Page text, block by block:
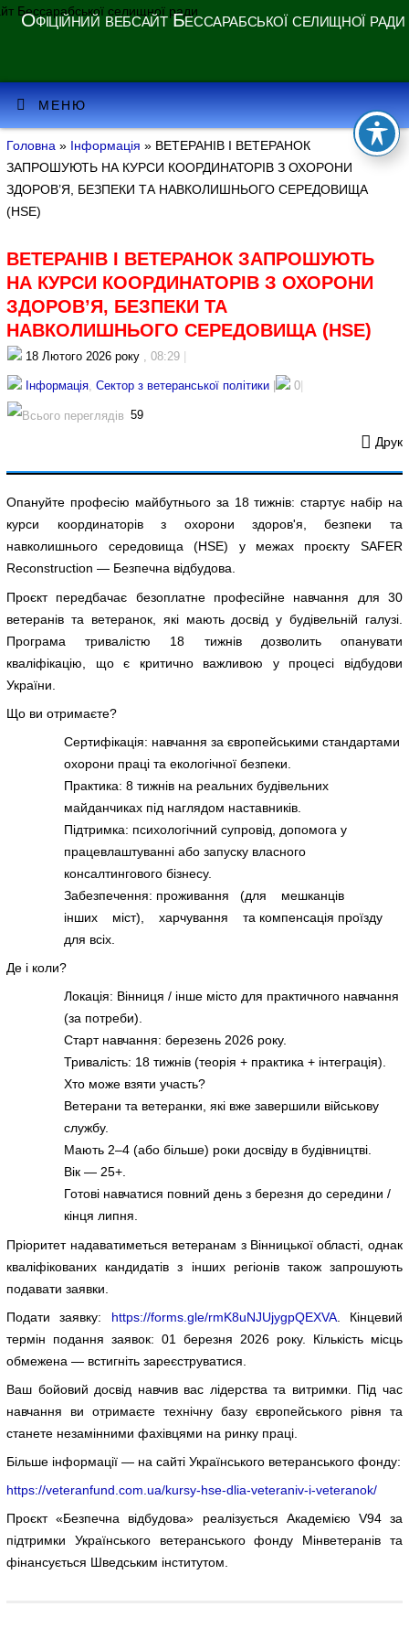
Офіційний вебсайт Бессарабської селищної ради
МЕНЮ
Головна » Інформація » ВЕТЕРАНІВ І ВЕТЕРАНОК
ЗАПРОШУЮТЬ НА КУРСИ КООРДИНАТОРІВ З ОХОРОНИ
ЗДОРОВ’Я, БЕЗПЕКИ ТА НАВКОЛИШНЬОГО СЕРЕДОВИЩА
(HSE)
ВЕТЕРАНІВ І ВЕТЕРАНОК ЗАПРОШУЮТЬ
НА КУРСИ КООРДИНАТОРІВ З ОХОРОНИ
ЗДОРОВ’Я, БЕЗПЕКИ ТА
НАВКОЛИШНЬОГО СЕРЕДОВИЩА (HSE)
18 Лютого 2026 року , 08:29
Інформація,Сектор з ветеранської політики 0
59
Друк
Опануйте професію майбутнього за 18 тижнів: стартує набір на
курси координаторів з охорони здоров'я, безпеки та
навколишнього середовища (HSE) у межах проєкту SAFER
Reconstruction — Безпечна відбудова.
Проєкт передбачає безоплатне професійне навчання для 30
ветеранів та ветеранок, які мають досвід у будівельній галузі.
Програма тривалістю 18 тижнів дозволить опанувати
кваліфікацію, що є критично важливою у процесі відбудови
України.
Що ви отримаєте?
Сертифікація: навчання за європейськими стандартами
охорони праці та екологічної безпеки.
Практика: 8 тижнів на реальних будівельних
майданчиках під наглядом наставників.
Підтримка: психологічний супровід, допомога у
працевлаштуванні або запуску власного
консалтингового бізнесу.
Забезпечення: проживання (для мешканців
інших міст), харчування та компенсація проїзду
для всіх.
Де і коли?
Локація: Вінниця / інше місто для практичного навчання
(за потреби).
Старт навчання: березень 2026 року.
Тривалість: 18 тижнів (теорія + практика + інтеграція).
Хто може взяти участь?
Ветерани та ветеранки, які вже завершили військову
службу.
Мають 2–4 (або більше) роки досвіду в будівництві.
Вік — 25+.
Готові навчатися повний день з березня до середини /
кінця липня.
Пріоритет надаватиметься ветеранам з Вінницької області, однак
кваліфікованих кандидатів з інших регіонів також запрошують
подавати заявки.
Подати заявку: https://forms.gle/rmK8uNJUjygpQEXVA. Кінцевий
термін подання заявок: 01 березня 2026 року. Кількість місць
обмежена — встигніть зареєструватися.
Ваш бойовий досвід навчив вас лідерства та витримки. Під час
навчання ви отримаєте технічну базу європейського рівня та
станете незамінними фахівцями на ринку праці.
Більше інформації — на сайті Українського ветеранського фонду:
https://veteranfund.com.ua/kursy-hse-dlia-veteraniv-i-veteranok/
Проєкт «Безпечна відбудова» реалізується Академією V94 за
підтримки Українського ветеранського фонду Мінветеранів та
фінансується Шведським інститутом.